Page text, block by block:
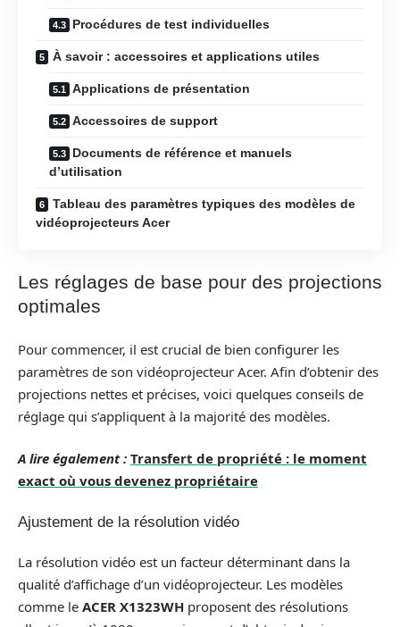
Procédures de test individuelles
À savoir : accessoires et applications utiles
Applications de présentation
Accessoires de support
Documents de référence et manuels
d’utilisation
Tableau des paramètres typiques des modèles de
vidéoprojecteurs Acer
Les réglages de base pour des projections
optimales
Pour commencer, il est crucial de bien configurer les
paramètres de son vidéoprojecteur Acer. Afin d’obtenir des
projections nettes et précises, voici quelques conseils de
réglage qui s’appliquent à la majorité des modèles.
A lire également : Transfert de propriété : le moment
exact où vous devenez propriétaire
Ajustement de la résolution vidéo
La résolution vidéo est un facteur déterminant dans la
qualité d’affichage d’un vidéoprojecteur. Les modèles
comme le ACER X1323WH proposent des résolutions